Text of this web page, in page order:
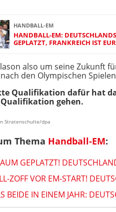
HANDBALL-EM
HANDBALL-EM:
GEPLATZT, FRANKREICH IST
also um seine Zukunft
den Olympischen
Qualifikation dafür hat
gehen.
Stratenschulte/dpa
Thema Handball-EM:
GEPLATZT!
ZOFF VOR EM-START!
BEIDE IN EINEM JAHR: